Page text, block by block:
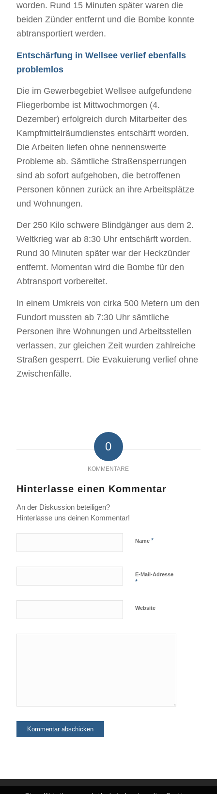
worden. Rund 15 Minuten später waren die
beiden Zünder entfernt und die Bombe konnte
abtransportiert werden.
Entschärfung in Wellsee verlief ebenfalls
problemlos
Die im Gewerbegebiet Wellsee aufgefundene
Fliegerbombe ist Mittwochmorgen (4.
Dezember) erfolgreich durch Mitarbeiter des
Kampfmittelräumdienstes entschärft worden.
Die Arbeiten liefen ohne nennenswerte
Probleme ab. Sämtliche Straßensperrungen
sind ab sofort aufgehoben, die betroffenen
Personen können zurück an ihre Arbeitsplätze
und Wohnungen.
Der 250 Kilo schwere Blindgänger aus dem 2.
Weltkrieg war ab 8:30 Uhr entschärft worden.
Rund 30 Minuten später war der Heckzünder
entfernt. Momentan wird die Bombe für den
Abtransport vorbereitet.
In einem Umkreis von cirka 500 Metern um den
Fundort mussten ab 7:30 Uhr sämtliche
Personen ihre Wohnungen und Arbeitsstellen
verlassen, zur gleichen Zeit wurden zahlreiche
Straßen gesperrt. Die Evakuierung verlief ohne
Zwischenfälle.
0
KOMMENTARE
Hinterlasse einen Kommentar
An der Diskussion beteiligen?
Hinterlasse uns deinen Kommentar!
Name *
E-Mail-Adresse
*
Website